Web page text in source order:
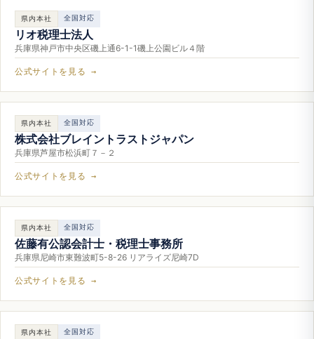
県内本社 全国対応
リオ税理士法人
兵庫県神戸市中央区磯上通6-1-1磯上公園ビル４階
公式サイトを見る →
県内本社 全国対応
株式会社ブレイントラストジャパン
兵庫県芦屋市松浜町７－２
公式サイトを見る →
県内本社 全国対応
佐藤有公認会計士・税理士事務所
兵庫県尼崎市東難波町5-8-26 リアライズ尼崎7D
公式サイトを見る →
県内本社 全国対応